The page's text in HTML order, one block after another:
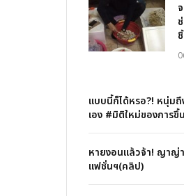
แบบนี้ก็ได้หรอ?! หนุ่มถึ
เอง #มิติใหม่ของการขึ้
หายงอนแล้วจ้า! ญาญ่
แฟชั่นฯ(คลิป)